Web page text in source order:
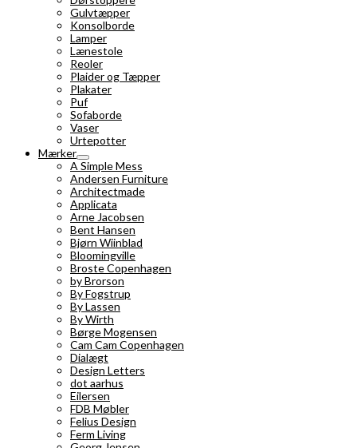
Gulvtæpper
Konsolborde
Lamper
Lænestole
Reoler
Plaider og Tæpper
Plakater
Puf
Sofaborde
Vaser
Urtepotter
Mærker
A Simple Mess
Andersen Furniture
Architectmade
Applicata
Arne Jacobsen
Bent Hansen
Bjørn Wiinblad
Bloomingville
Broste Copenhagen
by Brorson
By Fogstrup
By Lassen
By Wirth
Børge Mogensen
Cam Cam Copenhagen
Dialægt
Design Letters
dot aarhus
Eilersen
FDB Møbler
Felius Design
Ferm Living